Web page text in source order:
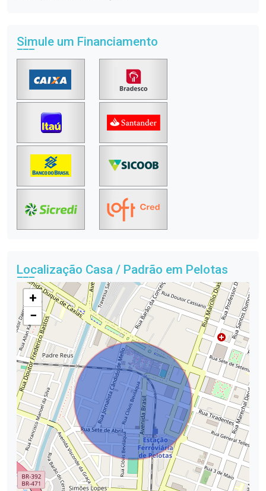
Simule um Financiamento
Localização Casa / Padrão em Pelotas
+
−